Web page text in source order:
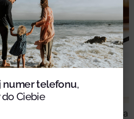
– ośrodek jeździecki na
numer telefonu,
Ciebie